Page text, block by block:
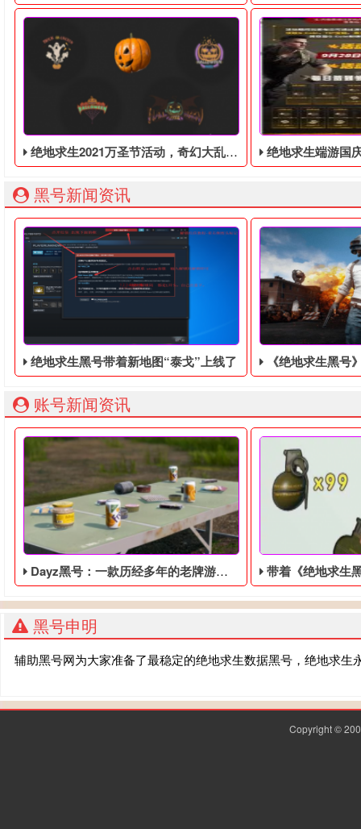
绝地求生2021万圣节活动，奇幻大乱斗回归，还有新皮肤和新地图 绝地求生端游国庆节的终极白嫖活
黑号新闻资讯
绝地求生黑号带着新地图“泰戈”上线了 《绝地求生黑号》开发工作室
账号新闻资讯
Dayz黑号：一款历经多年的老牌游戏，也要进行最佳化更新 带着《绝地求生黑号》回到
黑号申明
辅助黑号网为大家准备了最稳定的绝地求生数据黑号，绝地求
Copyright ©